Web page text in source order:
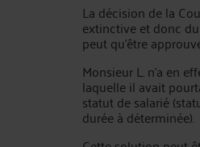
La décision de la
extinctive et donc
peut qu'être
Monsieur L. n'a en
laquelle il avait
statut de salarié
durée à déterminée).